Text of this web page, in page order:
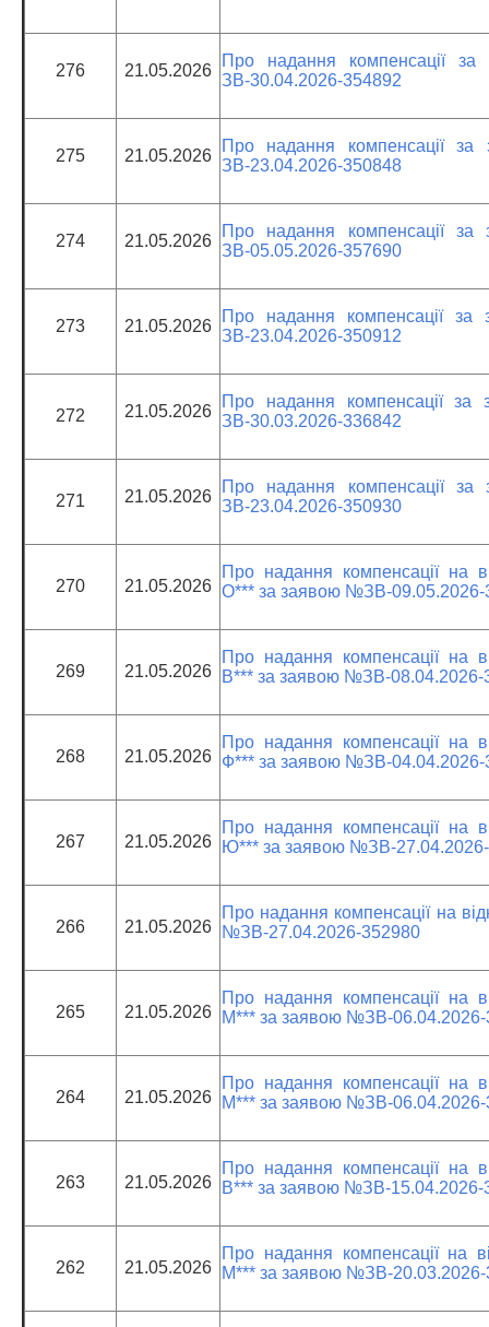
276 21.05.2026
Про надання компенсації
ЗВ-30.04.2026-354892
275 21.05.2026
Про надання компенсації
ЗВ-23.04.2026-350848
274 21.05.2026
Про надання компенсації
ЗВ-05.05.2026-357690
273 21.05.2026
Про надання компенсації
ЗВ-23.04.2026-350912
272 21.05.2026
Про надання компенсації
ЗВ-30.03.2026-336842
271 21.05.2026
Про надання компенсації
ЗВ-23.04.2026-350930
270 21.05.2026
Про надання компенсації на
О*** за заявою №ЗВ-09.05.2026-
269 21.05.2026
Про надання компенсації на
В*** за заявою №ЗВ-08.04.2026-
268 21.05.2026
Про надання компенсації на
Ф*** за заявою №ЗВ-04.04.2026-
267 21.05.2026
Про надання компенсації на
Ю*** за заявою №ЗВ-
266 21.05.2026
Про надання компенсації на
№ЗВ-27.04.2026-352980
265 21.05.2026
Про надання компенсації на
М*** за заявою №ЗВ-06.04.2026-
264 21.05.2026
Про надання компенсації на
М*** за заявою №ЗВ-06.04.2026-
263 21.05.2026
Про надання компенсації на
В*** за заявою №ЗВ-15.04.2026-
262 21.05.2026
Про надання компенсації на
М*** за заявою №ЗВ-20.03.2026-